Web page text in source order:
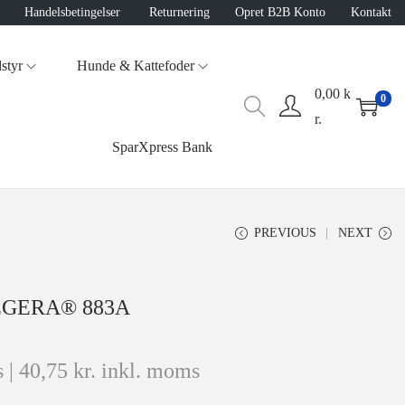
Handelsbetingelser Returnering Opret B2B Konto Kontakt
Hunde & Kattefoder
SparXpress Bank
0,00 k
r.
0
PREVIOUS NEXT
883A
| 40,75 kr. inkl. moms